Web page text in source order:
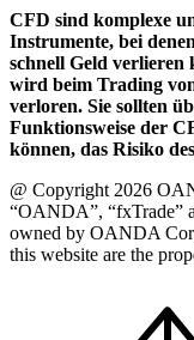
CFD sind komplexe
Instrumente, bei
schnell Geld
wird beim Trading
verloren. Sie sollten
Funktionsweise der
können, das Risiko
@ Copyright 2026
“OANDA”, “fxTrade”
owned by OANDA
this website are the